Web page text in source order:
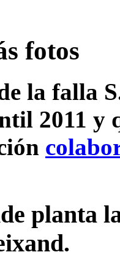
fotos
la falla
2011 y
planta